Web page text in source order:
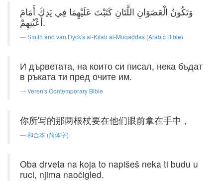
وَتَكُونُ الْعَصَوَانِ اللَّتَانِ كَتَبْتَ عَلَيْهِمَا فِي يَدِكَ أَمَامَ
أَعْيُنِهِمْ.
Smith and van Dyck's al-Kitab al-Muqaddas (Arabic Bible)
И дърветата, на които си писал, нека бъдат
в ръката ти пред очите им.
Veren's Contemporary Bible
你所写的那两根杖要在他们眼前拿在手中，
和合本 (简体字)
Oba drveta na koja to napišeš neka ti budu u
ruci, njima naočigled.